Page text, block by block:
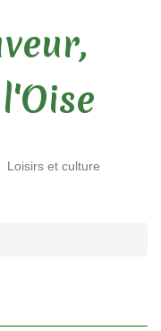
Loisirs et culture